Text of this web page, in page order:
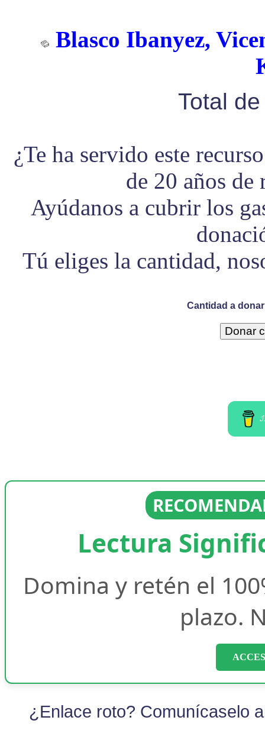
Blasco Ibanyez,
Total
¿Te ha servido este
de 20 años
Ayúdanos a cubrir los
Tú eliges la cantidad,
Cantidad a
Lectura
Domina y retén el
plazo.
¿Enlace roto? Comunícaselo